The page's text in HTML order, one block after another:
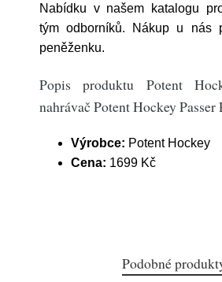
Nabídku v našem katalogu
tým odborníků. Nákup u nás
peněženku.
Popis produktu Potent
nahrávač Potent Hockey Passer
Výrobce: Potent Hockey
Cena: 1699 Kč
Podobné